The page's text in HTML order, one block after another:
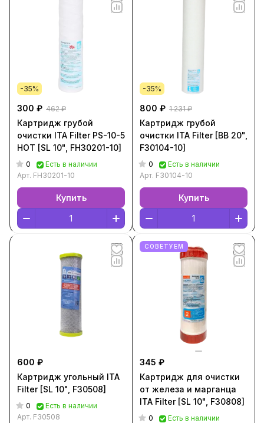
-35%
300 ₽ 462 ₽
Картридж грубой
очистки ITA Filter PS-10-5
HOT [SL 10", FH30201-10]
0
Есть в наличии
Арт. FH30201-10
Купить
-35%
800 ₽ 1 231 ₽
Картридж грубой
очистки ITA Filter [BB 20",
F30104-10]
0
Есть в наличии
Арт. F30104-10
Купить
600 ₽
Картридж угольный ITA
Filter [SL 10", F30508]
0
Есть в наличии
Арт. F30508
СОВЕТУЕМ
345 ₽
Картридж для очистки
от железа и марганца
ITA Filter [SL 10", F30808]
0
Есть в наличии